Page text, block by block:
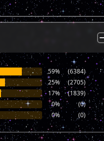
59% (6384)
25% (2705)
17% (1839)
0% (0)
0% (0)